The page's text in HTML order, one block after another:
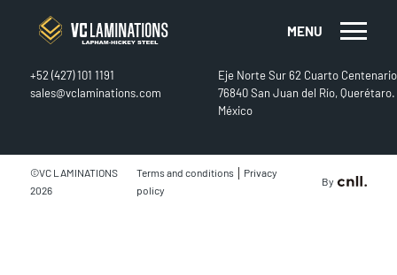
MENU
CONTACT
+52 (427) 101 1191
sales@vclaminations.com
Eje Norte Sur 62 Cuarto Centenario
76840 San Juan del Río, Querétaro.
México
©VC LAMINATIONS
2026
Terms and conditions | Privacy
policy
By